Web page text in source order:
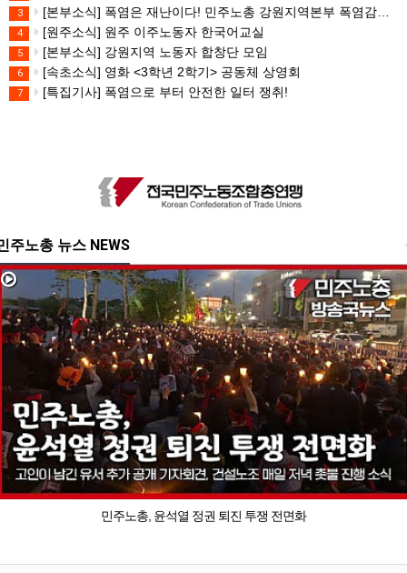
3 [본부소식] 폭염은 재난이다! 민주노총 강원지역본부 폭염감시단 선포 기자회견
4 [원주소식] 원주 이주노동자 한국어교실
5 [본부소식] 강원지역 노동자 합창단 모임
6 [속초소식] 영화 <3학년 2학기> 공동체 상영회
7 [특집기사] 폭염으로 부터 안전한 일터 쟁취!
주노총 뉴스 NEWS
민주노총, 윤석열 정권 퇴진 투쟁 전면화